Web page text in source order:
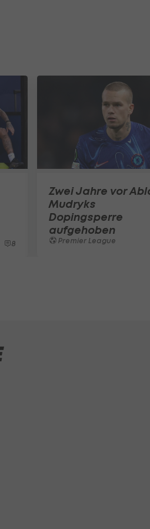
8
Zwei Jahre vor
Mudryks
Dopingsperre
aufgehoben
Premier League